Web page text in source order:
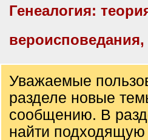
Генеалогия:
Уважаемые
разделе новые
сообщению. В
найти